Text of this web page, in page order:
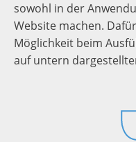
sowohl in der
Website machen.
Möglichkeit beim
auf untern